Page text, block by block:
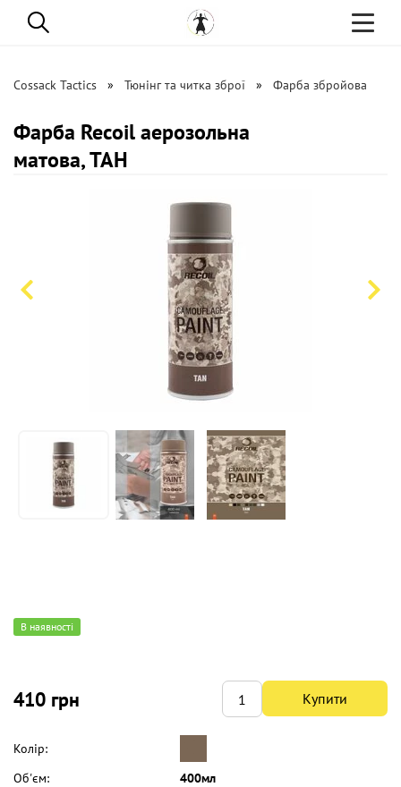
Toggle
Cossack Tactics Тюнінг та читка зброї Фарба збройова
Фарба Recoil аерозольна
матова, ТАН
В наявності
410 грн Купити
Колір:
Об'єм:
400мл